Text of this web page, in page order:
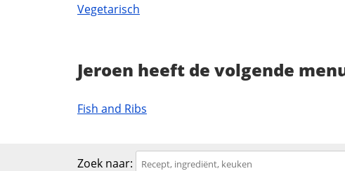
Vegetarisch
Jeroen heeft de volgende
Fish and Ribs
Zoek naar: